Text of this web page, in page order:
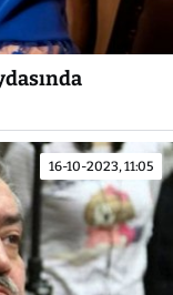
16-10-2023, 11:05